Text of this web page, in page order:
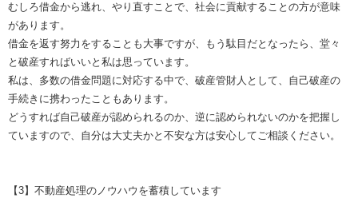
むしろ借金から逃れ、やり直すことで、社会に貢献することの方が意味
があります。
借金を返す努力をすることも大事ですが、もう駄目だとなったら、堂々
と破産すればいいと私は思っています。
私は、多数の借金問題に対応する中で、破産管財人として、自己破産の
手続きに携わったこともあります。
どうすれば自己破産が認められるのか、逆に認められないのかを把握し
ていますので、自分は大丈夫かと不安な方は安心してご相談ください。
【3】不動産処理のノウハウを蓄積しています